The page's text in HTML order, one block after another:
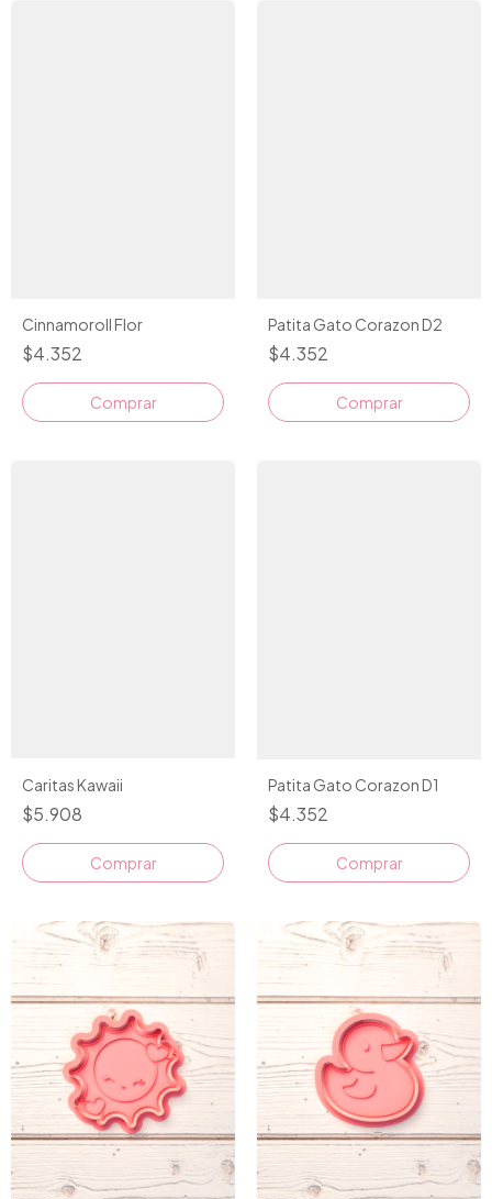
Cinnamoroll Flor
$4.352
Comprar
Patita Gato Corazon D2
$4.352
Comprar
Caritas Kawaii
$5.908
Comprar
Patita Gato Corazon D1
$4.352
Comprar